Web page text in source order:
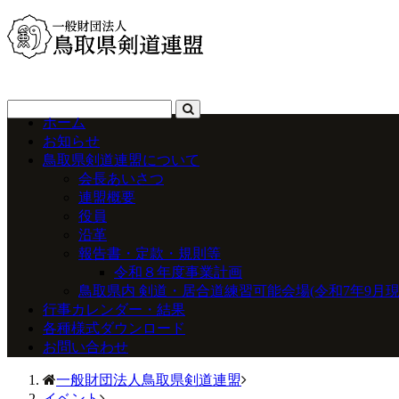
ホーム
お知らせ
鳥取県剣道連盟について
会長あいさつ
連盟概要
役員
沿革
報告書・定款・規則等
令和８年度事業計画
鳥取県内 剣道・居合道練習可能会場(令和7年9月
行事カレンダー・結果
各種様式ダウンロード
お問い合わせ
一般財団法人鳥取県剣道連盟